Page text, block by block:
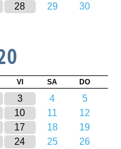
28 29
30
VI SA DO
3 4
5
10 11
12
17 18
19
24 25
26